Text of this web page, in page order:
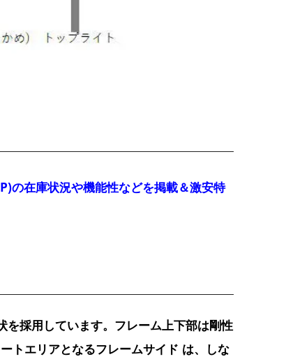
の在庫状況や機能性などを掲載＆激安特
採用しています。フレーム上下部は剛性
トエリアとなるフレームサイド は、しな